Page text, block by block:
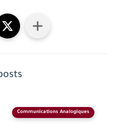
Communications Analogiques